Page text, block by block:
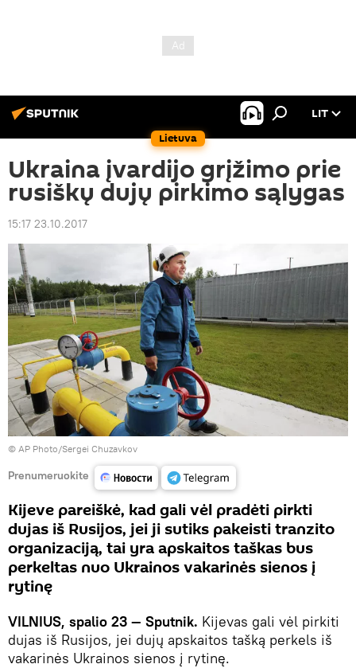
Lietuva
LIT
Ukraina įvardijo grįžimo prie
rusiškų dujų pirkimo sąlygas
15:17 23.10.2017
© AP Photo/Sergei Chuzavkov
Prenumeruokite
Kijeve pareiškė, kad gali vėl pradėti pirkti
dujas iš Rusijos, jei ji sutiks pakeisti tranzito
organizaciją, tai yra apskaitos taškas bus
perkeltas nuo Ukrainos vakarinės sienos į
rytinę
VILNIUS, spalio 23 — Sputnik. Kijevas gali vėl pirkiti
dujas iš Rusijos, jei dujų apskaitos tašką perkels iš
vakarinės Ukrainos sienos į rytinę.